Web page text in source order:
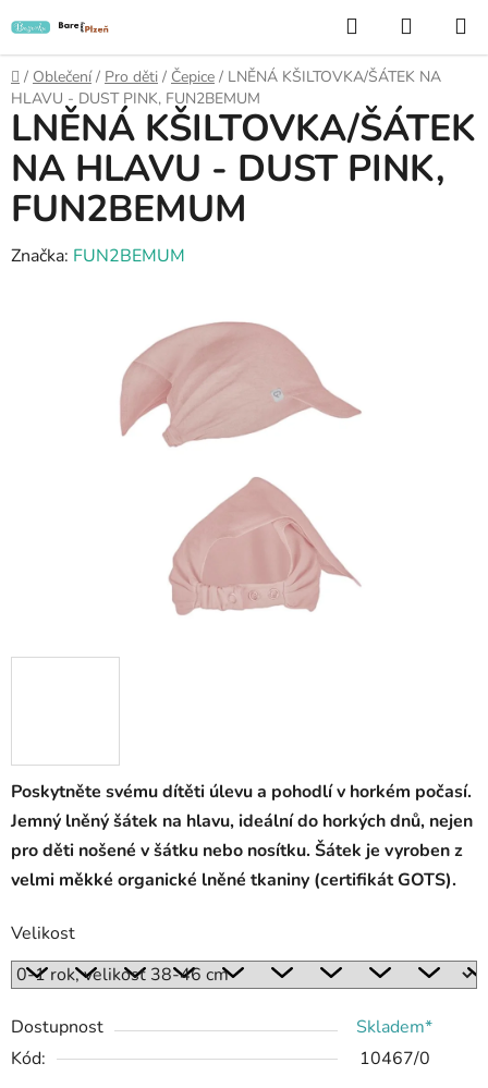
na
obsah
Hledat
KOŠÍK
Domů
/ Oblečení / Pro děti / Čepice / LNĚNÁ KŠILTOVKA/ŠÁTEK NA
HLAVU - DUST PINK, FUN2BEMUM
Poskytněte svému dítěti úlevu a pohodlí v horkém počasí.
Jemný lněný šátek na hlavu, ideální do horkých dnů, nejen
pro děti nošené v šátku nebo nosítku. Šátek je vyroben z
velmi měkké organické lněné tkaniny (certifikát GOTS).
Velikost
Dostupnost
Skladem*
Kód:
10467/0
LNĚNÁ KŠILTOVKA/ŠÁTEK
NA HLAVU - DUST PINK,
FUN2BEMUM
Značka: FUN2BEMUM